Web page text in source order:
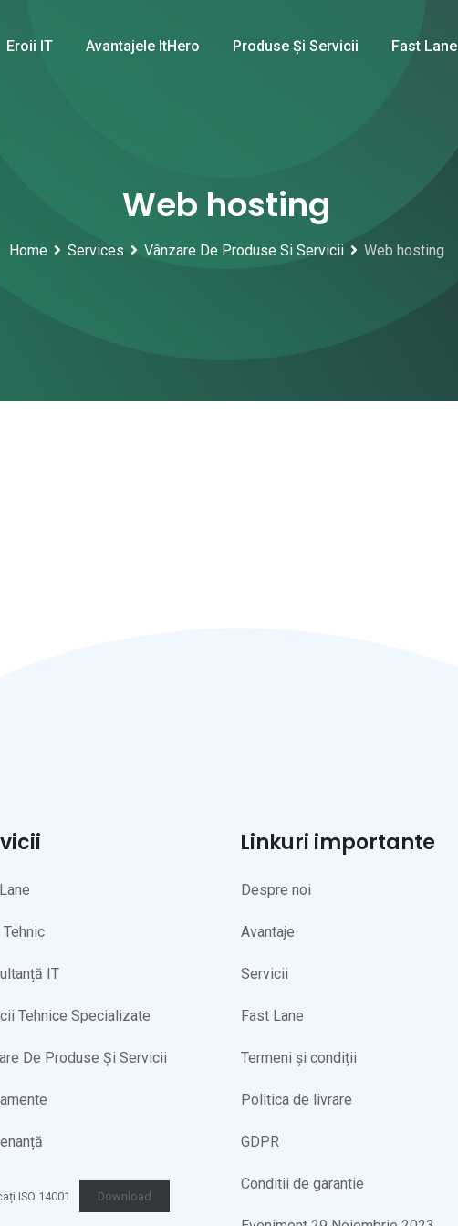
Eroii IT Avantajele ItHero Produse Și Servicii Fast Lane
Web hosting
Home Services Vânzare De Produse Si Servicii Web hosting
IT
Tehnice Specializate
De Produse Și Servicii
ISO 14001 Download
Linkuri importante
Despre noi
Avantaje
Servicii
Fast Lane
Termeni și condiții
Politica de livrare
GDPR
Conditii de garantie